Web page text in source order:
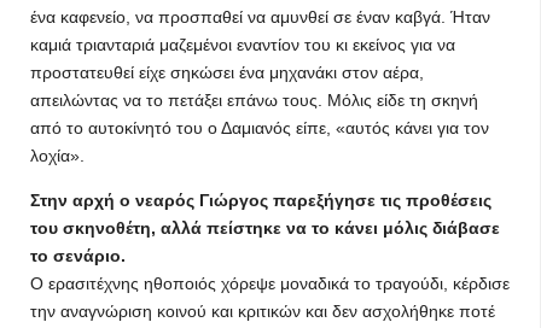
ένα καφενείο, να προσπαθεί να αμυνθεί σε έναν καβγά. Ήταν
καμιά τριανταριά μαζεμένοι εναντίον του κι εκείνος για να
προστατευθεί είχε σηκώσει ένα μηχανάκι στον αέρα,
απειλώντας να το πετάξει επάνω τους. Μόλις είδε τη σκηνή
από το αυτοκίνητό του ο Δαμιανός είπε, «αυτός κάνει για τον
λοχία».
Στην αρχή ο νεαρός Γιώργος παρεξήγησε τις προθέσεις
του σκηνοθέτη, αλλά πείστηκε να το κάνει μόλις διάβασε
το σενάριο.
Ο ερασιτέχνης ηθοποιός χόρεψε μοναδικά το τραγούδι, κέρδισε
την αναγνώριση κοινού και κριτικών και δεν ασχολήθηκε ποτέ